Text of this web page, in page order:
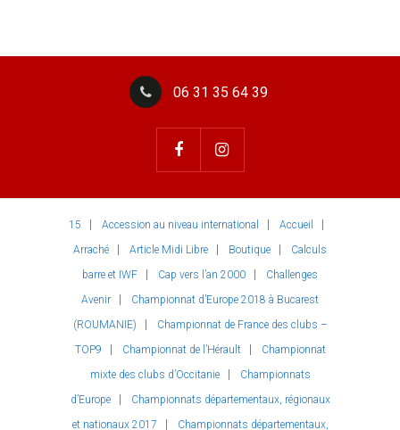
06 31 35 64 39
15 Accession au niveau international
Accueil
Arraché
Article Midi Libre Boutique
Calculs
barre et IWF
Cap vers l’an 2000
Challenges
Avenir
Championnat d’Europe 2018 à Bucarest
(ROUMANIE)
Championnat de France des clubs –
TOP9
Championnat de l’Hérault
Championnat
mixte des clubs d’Occitanie
Championnats
d’Europe
Championnats départementaux, régionaux
et nationaux 2017
Championnats départementaux,